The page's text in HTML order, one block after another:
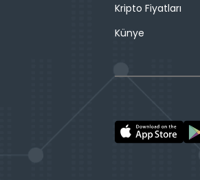
Kripto Fiyatları
Künye